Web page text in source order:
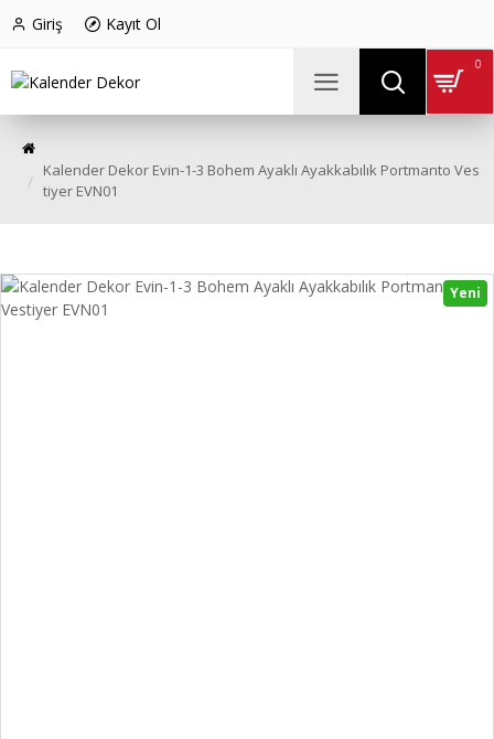
Giriş Kayıt Ol
0
Kalender Dekor Evin-1-3 Bohem Ayaklı Ayakkabılık Portmanto Ves
tiyer EVN01
Yeni